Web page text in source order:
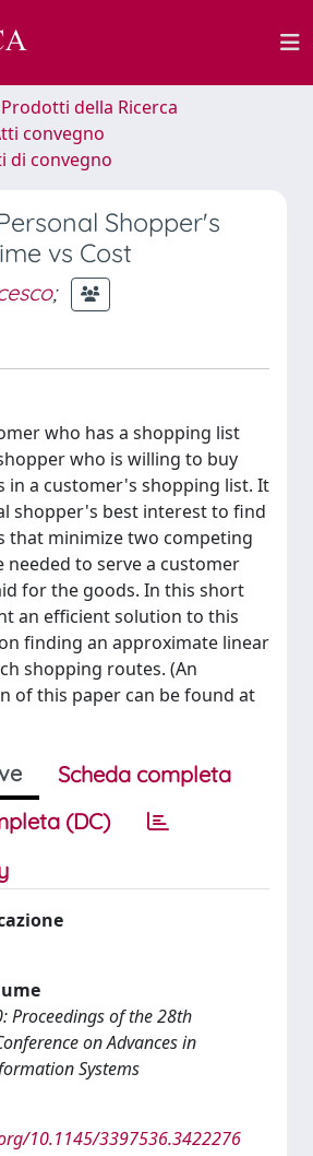
della Ricerca
convegno
di convegno
Shopper's
vs Cost
;
who has a shopping list
who is willing to buy
in a customer's shopping list. It
shopper's best interest to find
that minimize two competing
needed to serve a customer
for the goods. In this short
an efficient solution to this
finding an approximate linear
shopping routes. (An
of this paper can be found at
Scheda completa
(DC)
Proceedings of the 28th
on Advances in
Systems
10.1145/3397536.3422276